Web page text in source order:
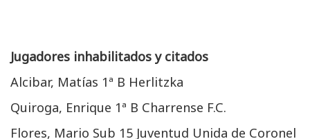
Jugadores inhabilitados y citados
Alcibar, Matías 1ª B Herlitzka
Quiroga, Enrique 1ª B Charrense F.C.
Flores, Mario Sub 15 Juventud Unida de Coronel